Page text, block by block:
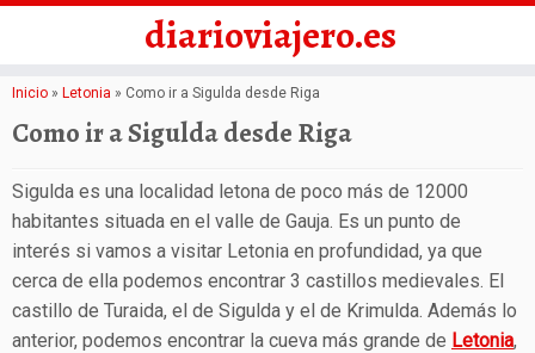
Saltar
diarioviajero.es
Inicio » Letonia » Como ir a Sigulda desde Riga
Como ir a Sigulda desde Riga
Sigulda es una localidad letona de poco más de 12000
habitantes situada en el valle de Gauja. Es un punto de
interés si vamos a visitar Letonia en profundidad, ya que
cerca de ella podemos encontrar 3 castillos medievales. El
castillo de Turaida, el de Sigulda y el de Krimulda. Además lo
anterior, podemos encontrar la cueva más grande de Letonia,